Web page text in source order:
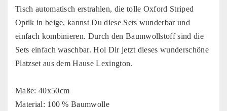
Tisch automatisch erstrahlen, die tolle Oxford Striped
Optik in beige, kannst Du diese Sets wunderbar und
einfach kombinieren. Durch den Baumwollstoff sind die
Sets einfach waschbar. Hol Dir jetzt dieses wunderschöne
Platzset aus dem Hause Lexington.
Maße: 40x50cm
Material: 100 % Baumwolle